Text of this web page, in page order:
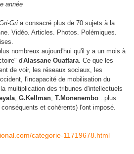
année
Gri a consacré plus de 70 sujets à la
Vidéo. Articles. Photos. Polémiques.
nombreux aujourd'hui qu'il y a un mois à
d'Alassane Ouattara. Ce que les
de voir, les réseaux sociaux, les
l'incapacité de mobilisation du
multiplication des tribunes d'intellectuels
, G.Kellman, T.Monenembo...plus
et cohérents) l'ont imposé.
categorie-11719678.html